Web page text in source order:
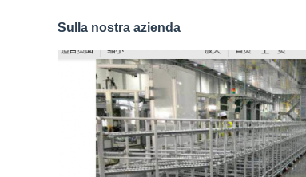
Sulla nostra azienda